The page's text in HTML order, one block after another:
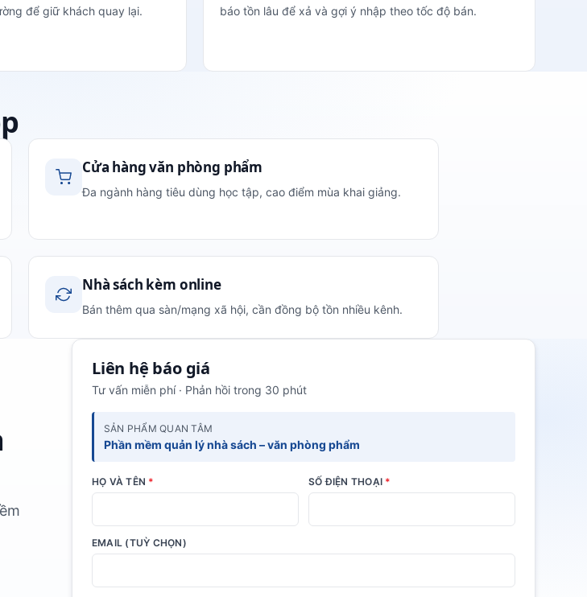
để giữ khách quay lại.
báo tồn lâu để xả và gợi ý nhập theo tốc độ bán.
Cửa hàng văn phòng phẩm
Đa ngành hàng tiêu dùng học tập, cao điểm mùa khai giảng.
Nhà sách kèm online
Bán thêm qua sàn/mạng xã hội, cần đồng bộ tồn nhiều kênh.
Liên hệ báo giá
Tư vấn miễn phí · Phản hồi trong 30 phút
SẢN PHẨM QUAN TÂM
Phần mềm quản lý nhà sách – văn phòng phẩm
HỌ VÀ TÊN * SỐ ĐIỆN THOẠI *
EMAIL (TUỲ CHỌN)